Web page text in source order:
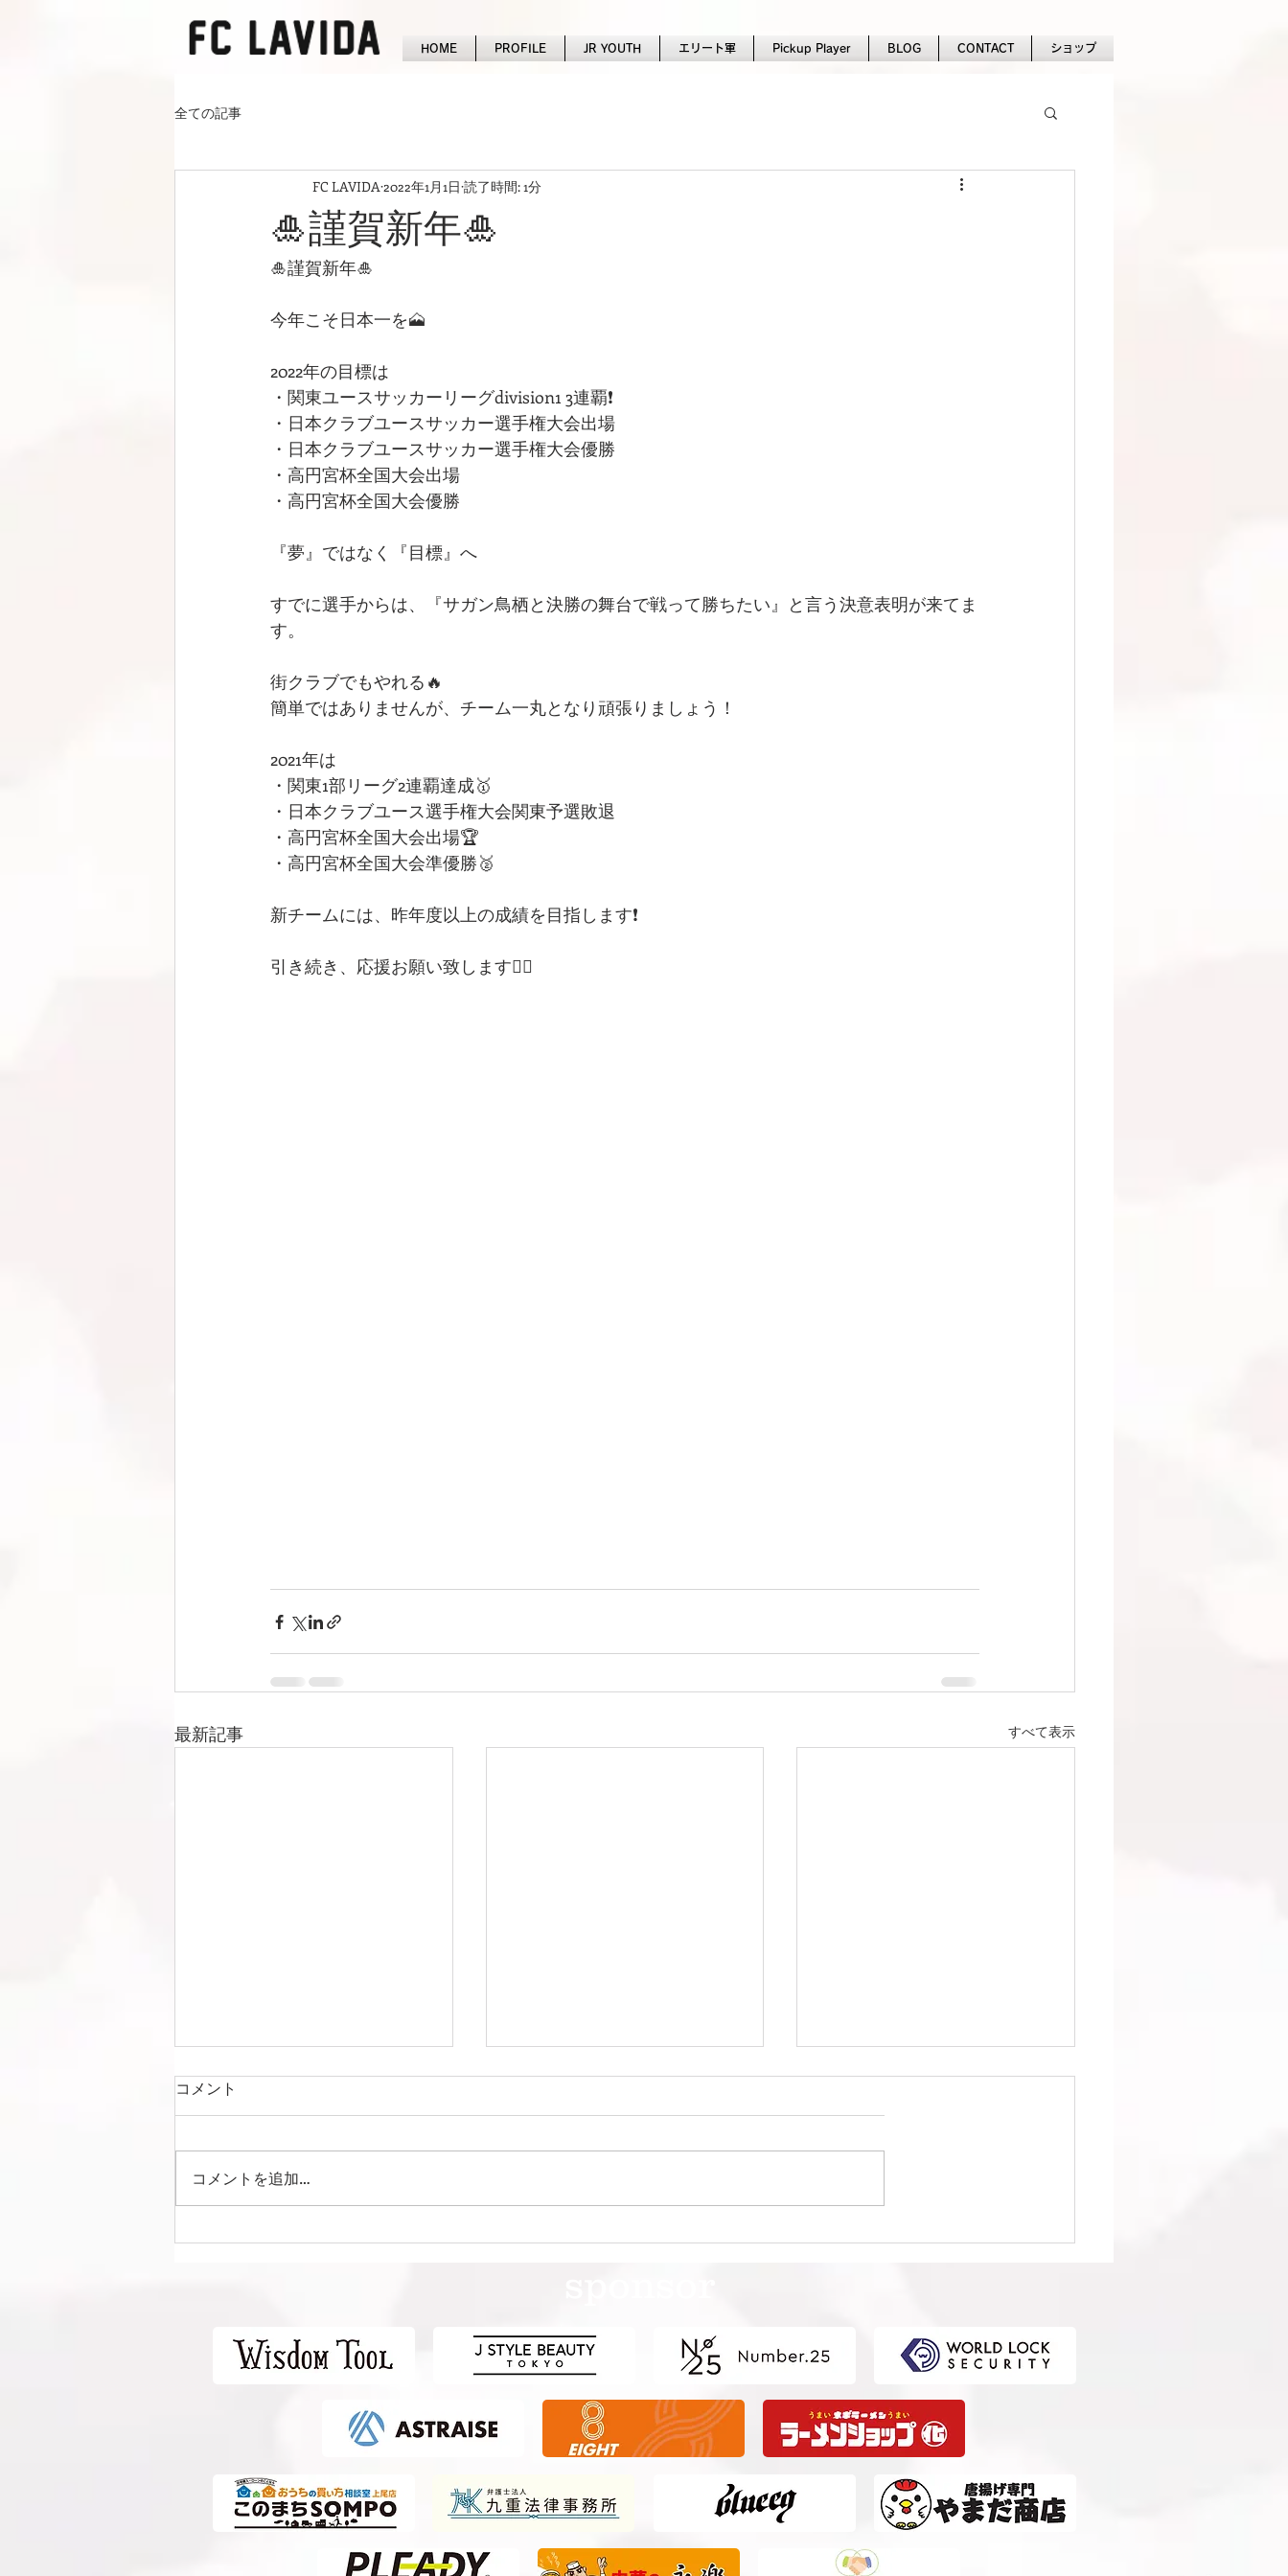
HOME PROFILE JR YOUTH エリート軍 Pickup Player BLOG CONTACT ショップ
全ての記事
🎍謹賀新年🎍
FC LAVIDA 2022年1月1日 読了時間: 1分
🎍謹賀新年🎍
今年こそ日本一を🗻
2022年の目標は
・関東ユースサッカーリーグdivision1 3連覇❗️
・日本クラブユースサッカー選手権大会出場
・日本クラブユースサッカー選手権大会優勝
・高円宮杯全国大会出場
・高円宮杯全国大会優勝
『夢』ではなく『目標』へ
すでに選手からは、『サガン鳥栖と決勝の舞台で戦って勝ちたい』と言う決意表明が来てま
す。
街クラブでもやれる🔥
簡単ではありませんが、チーム一丸となり頑張りましょう！
2021年は
・関東1部リーグ2連覇達成🥇
・日本クラブユース選手権大会関東予選敗退
・高円宮杯全国大会出場🏆
・高円宮杯全国大会準優勝🥈
新チームには、昨年度以上の成績を目指します❗️
引き続き、応援お願い致します🙇‍♂️
最新記事 すべて表示
コメント
コメントを追加…